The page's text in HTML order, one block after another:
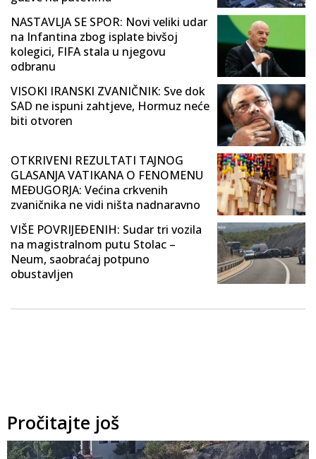
NASTAVLJA SE SPOR: Novi veliki udar
na Infantina zbog isplate bivšoj
kolegici, FIFA stala u njegovu
odbranu
VISOKI IRANSKI ZVANIČNIK: Sve dok
SAD ne ispuni zahtjeve, Hormuz neće
biti otvoren
OTKRIVENI REZULTATI TAJNOG
GLASANJA VATIKANA O FENOMENU
MEĐUGORJA: Većina crkvenih
zvaničnika ne vidi ništa nadnaravno
VIŠE POVRIJEĐENIH: Sudar tri vozila
na magistralnom putu Stolac –
Neum, saobraćaj potpuno
obustavljen
Pročitajte još